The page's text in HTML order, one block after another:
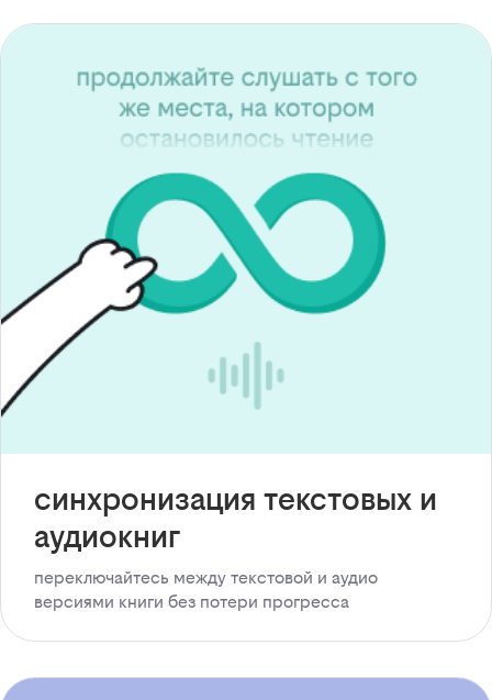
синхронизация текстовых и
аудиокниг
переключайтесь между текстовой и аудио
версиями книги без потери прогресса